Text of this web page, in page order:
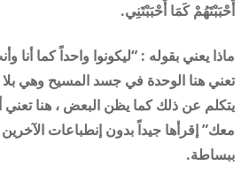
أَحْبَبْتَهُمْ كَمَا أَحْبَبْتَنِي.
ماذا يعني بقوله : “ليكونوا واحداً كما
تعني هنا الوحدة في جسد المسيح وهي
يتكلم عن ذلك كما يظن البعض ، هنا تعني
معك”إقرأها جيداً بدون إنطباعات
ببساطة.